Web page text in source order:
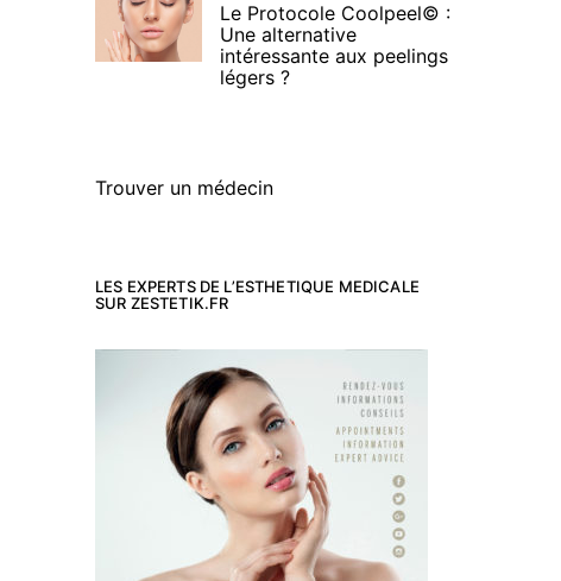
Le Protocole Coolpeel© :
Une alternative
intéressante aux peelings
légers ?
Trouver un médecin
LES EXPERTS DE L’ESTHETIQUE MEDICALE
SUR ZESTETIK.FR